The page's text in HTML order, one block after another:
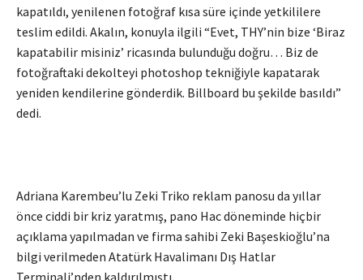
kapatıldı, yenilenen fotoğraf kısa süre içinde yetkililere
teslim edildi. Akalın, konuyla ilgili “Evet, THY’nin bize ‘Biraz
kapatabilir misiniz’ ricasında bulunduğu doğru… Biz de
fotoğraftaki dekolteyi photoshop tekniğiyle kapatarak
yeniden kendilerine gönderdik. Billboard bu şekilde basıldı”
dedi.
Adriana Karembeu’lu Zeki Triko reklam panosu da yıllar
önce ciddi bir kriz yaratmış, pano Hac döneminde hiçbir
açıklama yapılmadan ve firma sahibi Zeki Başeskioğlu’na
bilgi verilmeden Atatürk Havalimanı Dış Hatlar
Terminali’nden kaldırılmıştı.